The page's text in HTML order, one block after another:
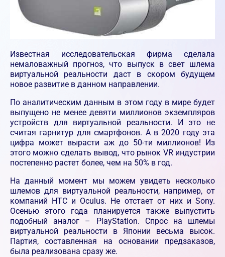
Известная исследовательская фирма сделала
немаловажный прогноз, что выпуск в свет шлема
виртуальной реальности даст в скором будущем
новое развитие в данном направлении.
По аналитическим данным в этом году в мире будет
выпущено не менее девяти миллионов экземпляров
устройств для виртуальной реальности. И это не
считая гарнитур для смартфонов. А в 2020 году эта
цифра может вырасти аж до 50-ти миллионов! Из
этого можно сделать вывод, что рынок VR индустрии
постепенно растет более, чем на 50% в год.
На данный момент мы можем увидеть несколько
шлемов для виртуальной реальности, например, от
компаний HTC и Oculus. Не отстает от них и Sony.
Осенью этого года планируется также выпустить
подобный аналог – PlayStation. Спрос на шлемы
виртуальной реальности в Японии весьма высок.
Партия, составленная на основании предзаказов,
была реализована сразу же.